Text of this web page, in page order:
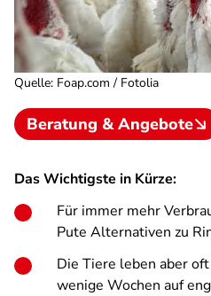
Quelle: Foap.com / Fotolia
Beratung & Angebote
Das Wichtigste in Kürze:
Für immer mehr
Pute Alternativen zu
Die Tiere leben aber
wenige Wochen auf